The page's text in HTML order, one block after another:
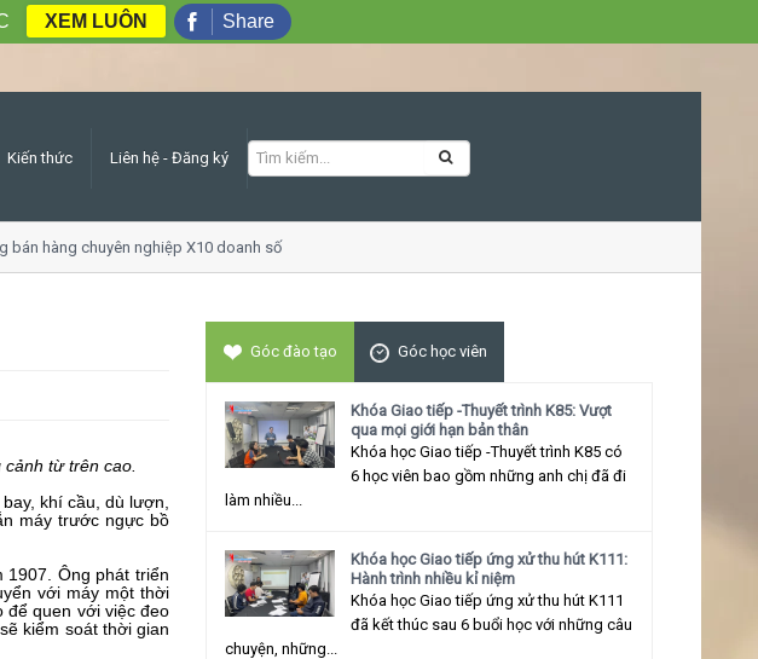
Kiến thức Liên hệ - Đăng ký
hàng chuyên nghiệp X10 doanh số
từ trên cao.
khí cầu, dù lượn,
máy trước ngực bồ
Ông phát triển
với máy một thời
để quen với việc đeo
kiểm soát thời gian
Góc đào tạo Góc học viên
Khóa Giao tiếp -Thuyết trình K85: Vượt
qua mọi giới hạn bản thân
Khóa học Giao tiếp -Thuyết trình K85 có
6 học viên bao gồm những anh chị đã đi
làm nhiều...
Khóa học Giao tiếp ứng xử thu hút K111:
Hành trình nhiều kỉ niệm
Khóa học Giao tiếp ứng xử thu hút K111
đã kết thúc sau 6 buổi học với những câu
chuyện, những...
XEM LUÔN Share